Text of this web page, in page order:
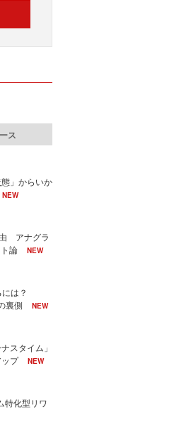
ス
」からいか
NEW
由 アナグラ
論
NEW
は？
裏側
NEW
スタイム」
プ
NEW
特化型リワ